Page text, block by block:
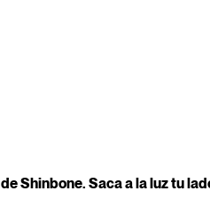
Shinbone. Saca a la luz tu